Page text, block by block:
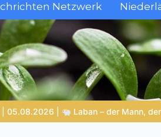
Netzwerk
und selbst Gottes Grenzen erlebte